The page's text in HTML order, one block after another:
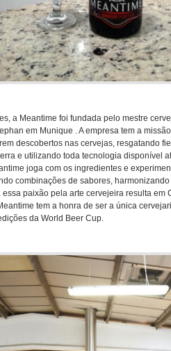
a Meantime foi fundada pelo mestre
em Munique . A empresa tem a
descobertos nas cervejas, resgatando
e utilizando toda tecnologia disponível
joga com os ingredientes e
combinações de sabores,
paixão pela arte cervejeira resulta em
tem a honra de ser a única
da World Beer Cup.